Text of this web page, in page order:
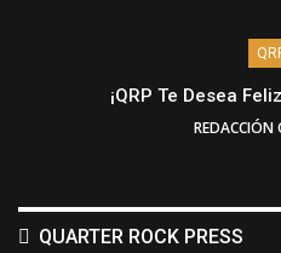
¡QRP Te Desea
REDACCIÓN
QUARTER ROCK PRESS